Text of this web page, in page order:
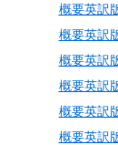
概要英訳
概要英訳
概要英訳
概要英訳
概要英訳
概要英訳